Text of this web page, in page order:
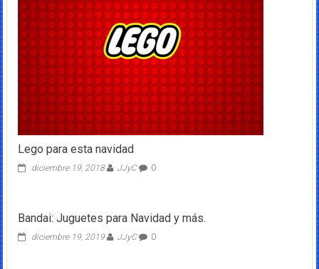
Lego para esta navidad
diciembre 19, 2018 JJyC 0
Bandai: Juguetes para Navidad y más.
diciembre 19, 2019 JJyC 0